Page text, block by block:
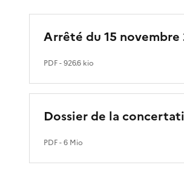
Arrêté du 15 novembre
PDF- 926.6 kio
Dossier de la
PDF- 6 Mio